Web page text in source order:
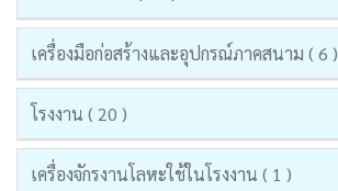
เครื่องมือก่อสร้างและอุปกรณ์ภาคสนาม ( 6 )
โรงงาน ( 20 )
เครื่องจักรงานโลหะใช้ในโรงงาน ( 1 )